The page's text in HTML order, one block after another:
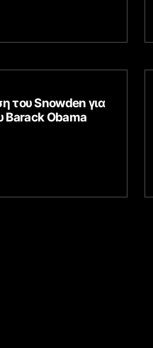
του Snowden για
Barack Obama